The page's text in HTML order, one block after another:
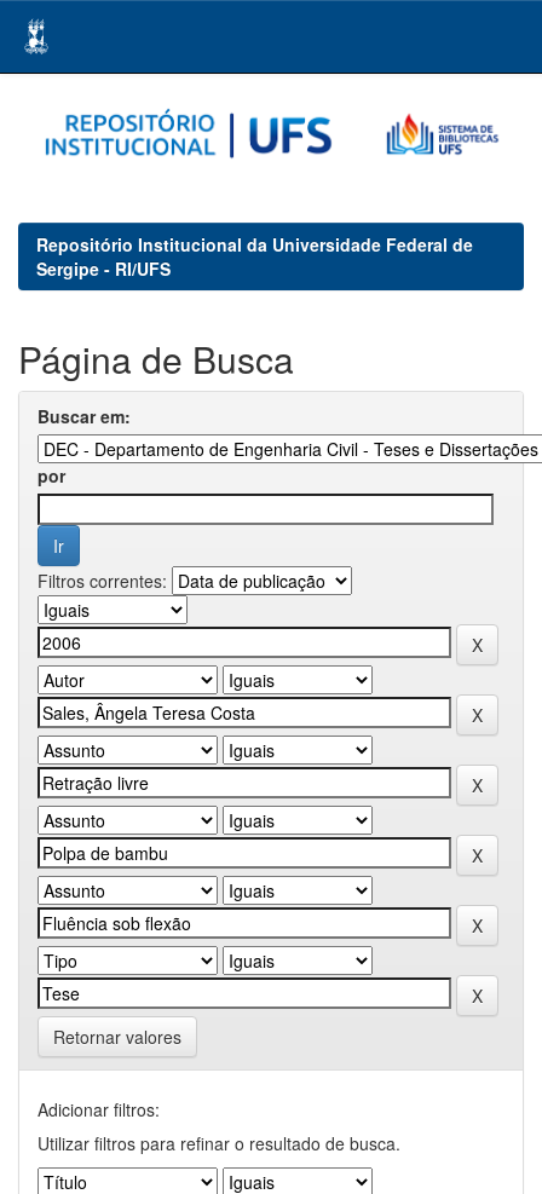
navigation
Repositório Institucional da Universidade Federal de
Sergipe - RI/UFS
Página de Busca
Buscar em:
por
Filtros correntes:
Retornar valores
Adicionar filtros:
Utilizar filtros para refinar o resultado de busca.